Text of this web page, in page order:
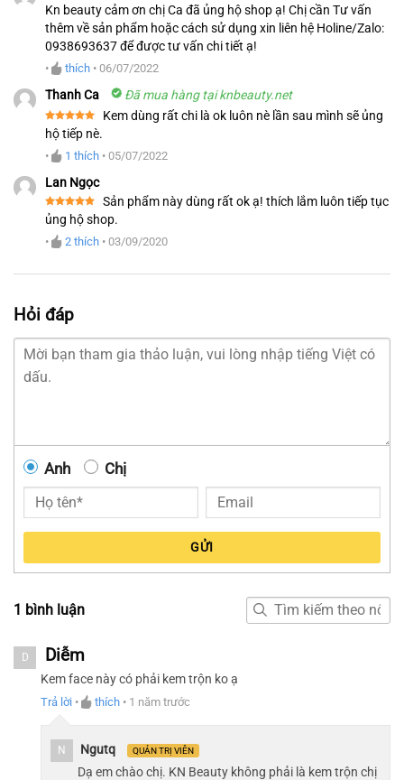
Kn beauty cảm ơn chị Ca đã ủng hộ shop ạ! Chị cần Tư vấn
thêm về sản phẩm hoặc cách sử dụng xin liên hệ Holine/Zalo:
0938693637 để được tư vấn chi tiết ạ!
• thích • 06/07/2022
Thanh Ca Đã mua hàng tại knbeauty.net
Được xếp
hạng55
sao
Kem dùng rất chi là ok luôn nè lần sau mình sẽ ủng
hộ tiếp nè.
• 1 thích • 05/07/2022
Lan Ngọc
Được xếp
hạng55
sao
Sản phẩm này dùng rất ok ạ! thích lắm luôn tiếp tục
ủng hộ shop.
• 2 thích • 03/09/2020
Hỏi đáp
Anh Chị
GỬI
1 bình luận
D Diễm
Kem face này có phải kem trộn ko ạ
Trả lời • thích • 1 năm trước
N Ngutq QUẢN TRỊ VIÊN
Dạ em chào chị. KN Beauty không phải là kem trộn chị